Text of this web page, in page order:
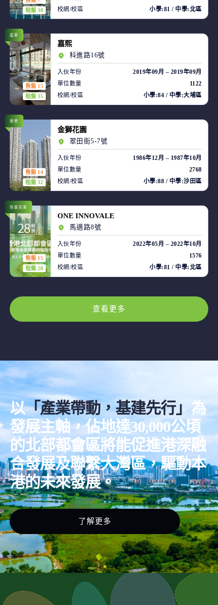
租盤 38
校網/校區
小學:81 / 中學:北區
售盤 15
租盤 35
嘉華
嘉熙
科進路16號
入伙年份
2019年09月 – 2019年09月
單位數量
1122
校網/校區
小學:84 / 中學:大埔區
售盤 14
租盤 32
華懋
金獅花園
翠田街5-7號
入伙年份
1986年12月 – 1987年10月
單位數量
2768
校網/校區
小學:88 / 中學:沙田區
售盤 15
租盤 28
恒基兆業
ONE INNOVALE
馬適路8號
入伙年份
2022年05月 – 2022年10月
單位數量
1576
校網/校區
小學:81 / 中學:北區
查看更多
以「產業帶動，基建先行」 為
發展主軸，佔地達30,000公頃
的北部都會區將能促進港深融
合發展及聯繫大灣區，驅動本
港的未來發展。
了解更多